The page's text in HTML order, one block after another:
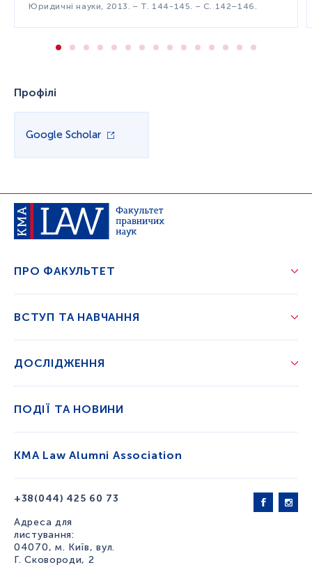
Юридичні науки, 2013. − Т. 144-145. − С. 142–146.
Профілі
Google Scholar
+38(044) 425 60 73
Адреса для
листування:
04070, м. Київ, вул.
Г. Сковороди, 2
ПРО ФАКУЛЬТЕТ
ВСТУП ТА НАВЧАННЯ
ДОСЛІДЖЕННЯ
ПОДІЇ ТА НОВИНИ
KMA Law Alumni Association